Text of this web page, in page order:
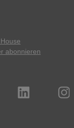
abonnieren